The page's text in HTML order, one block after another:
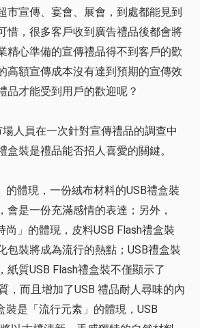
市宣傳、宴會、展會，到處都能見到
惜，很多客戶收到廣告禮品後都會將
精心準備的宣傳禮品得不到客戶的歡
高額宣傳成本沒有達到預期的宣傳效
品才能受到用戶的歡迎呢？
人員在一次針對宣傳禮品的調查中
盒裝是禮品能否招人喜愛的關鍵。
的體現，一份絨布材料的USB禮盒裝
會是一份充滿感情的表達；另外，
尚」的體現，皮料USB Flash禮盒裝
包裝將成為流行的熱點；USB禮盒裝
紙質USB Flash禮盒裝不僅顯示了
，而且增加了USB 禮品耐人尋味的內
裝是「流行元素」的體現，USB